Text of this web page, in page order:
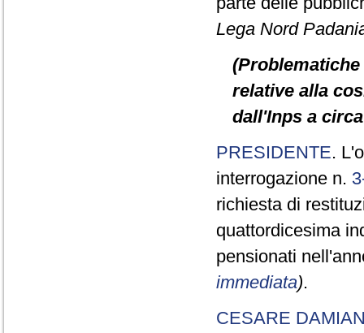
Lega Nord
relative alla
dall'Inps a
PRESIDENTE.
interrogazione n.
richiesta di
quattordicesima
pensionati
immediata).
CESARE